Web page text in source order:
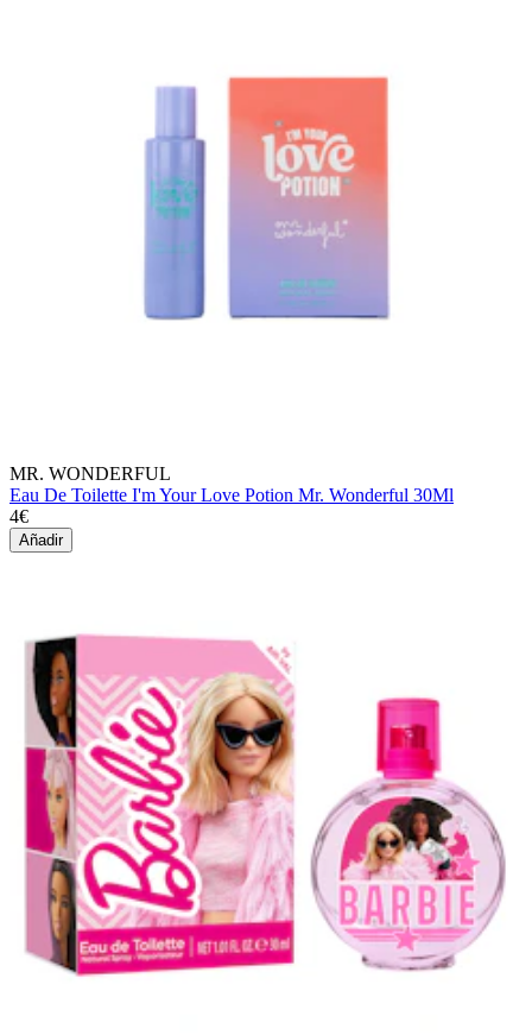
MR. WONDERFUL
Eau De Toilette I'm Your Love Potion Mr. Wonderful 30Ml
4€
Añadir